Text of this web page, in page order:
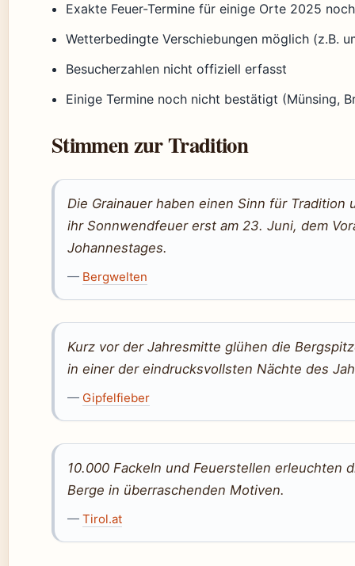
Exakte Feuer-Termine für einige Orte 2025
Wetterbedingte Verschiebungen möglich (z.B.
Besucherzahlen nicht offiziell erfasst
Einige Termine noch nicht bestätigt (Münsing,
Stimmen zur Tradition
Die Grainauer haben einen Sinn für Tradition
ihr Sonnwendfeuer erst am 23. Juni, dem
Johannestages.
— Bergwelten
Kurz vor der Jahresmitte glühen die
in einer der eindrucksvollsten Nächte des
— Gipfelfieber
10.000 Fackeln und Feuerstellen erleuchten
Berge in überraschenden Motiven.
— Tirol.at